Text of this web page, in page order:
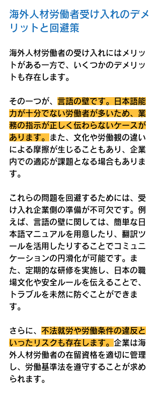
海外人材労働者受け入れのデメ
リットと回避策
海外人材労働者の受け入れにはメリッ
トがある一方で、いくつかのデメリッ
トも存在します。
その一つが、 言語の壁です。日本語能
力が十分でない労働者が多いため、業
務の指示が正しく伝わらないケースが
あります。
また、文化や労働観の違い
による摩擦が生じることもあり、企業
内での適応が課題となる場合もありま
す。
これらの問題を回避するためには、受
け入れ企業側の準備が不可欠です。例
えば、言語の壁に関しては、簡単な日
本語マニュアルを用意したり、翻訳ツ
ールを活用したりすることでコミュニ
ケーションの円滑化が可能です。ま
た、定期的な研修を実施し、日本の職
場文化や安全ルールを伝えることで、
トラブルを未然に防ぐことができま
す。
さらに、 不法就労や労働条件の違反と
いったリスクも存在します。 企業は海
外人材労働者の在留資格を適切に管理
し、労働基準法を遵守することが求め
られます。